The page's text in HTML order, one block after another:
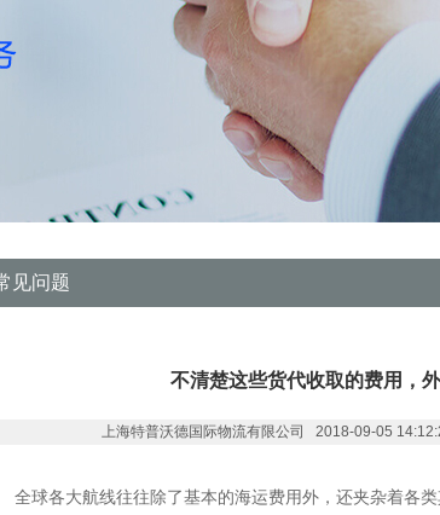
见问题
不清楚这些货代收取的费用，
上海特普沃德国际物流有限公司 2018-09-05
全球各大航线往往除了基本的海运费用外，还夹杂着各类